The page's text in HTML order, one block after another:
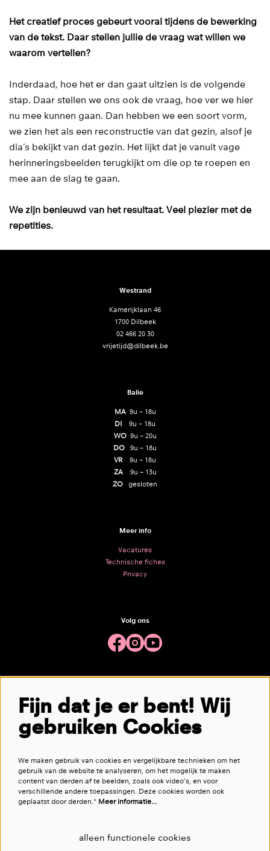
Het creatief proces gebeurt vooral tijdens de bewerking
van de tekst. Daar stellen jullie de vraag wat willen we
waarom vertellen?
Inderdaad, hoe het er dan gaat uitzien is de volgende
stap. Daar stellen we ons ook de vraag, hoe ver we hier
nu mee kunnen gaan. Dan hebben we een soort vorm,
we zien het als een reconstructie van dat gezin, alsof je
dia’s bekijkt van dat gezin. Het lijkt dat je vanuit vage
herinneringsbeelden terugkijkt om die op te roepen en
mee aan de slag te gaan.
We zijn benieuwd van het resultaat. Veel plezier met de
repetities.
Westrand
Kamerijklaan 46
1700 Dilbeek
02 466 20 30
vrijetijd@dilbeek.be
Balie
MA 9u – 18u
DI 9u – 18u
WO9u – 20u
DO 9u – 18u
VR 9u – 18u
ZA
9u – 13u
ZO gesloten
Meer info
Vacatures
Technische fiches
Privacy
Volg ons
Meld je aan voor de nieuwsbrief
aanmelden
Deze site wordt beschermd door reCAPTCHA, dataverwerking gebeurt in overeenstemming met de
Cloud Data Processing
Addendumvan Google.
Fijn dat je er bent! Wij
gebruiken Cookies
We maken gebruik van cookies en vergelijkbare technieken om het
gebruik van de website te analyseren, om het mogelijk te maken
content van derden af te beelden, zoals ook video’s, en voor
verschillende andere toepassingen. Deze cookies worden ook
geplaatst door derden." Meer informatie…
alleen functionele cookies